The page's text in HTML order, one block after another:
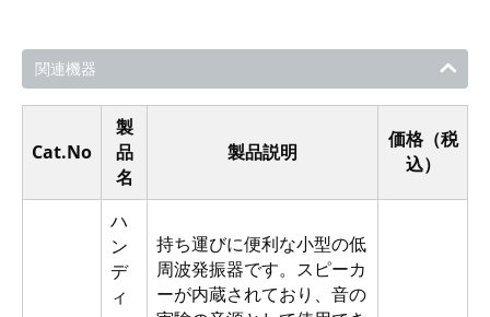
関連機器
Cat.No
製
品
名
製品説明
価格（税
込）
ハ
ン
デ
ィ
持ち運びに便利な小型の低
周波発振器です。スピーカ
ーが内蔵されており、音の